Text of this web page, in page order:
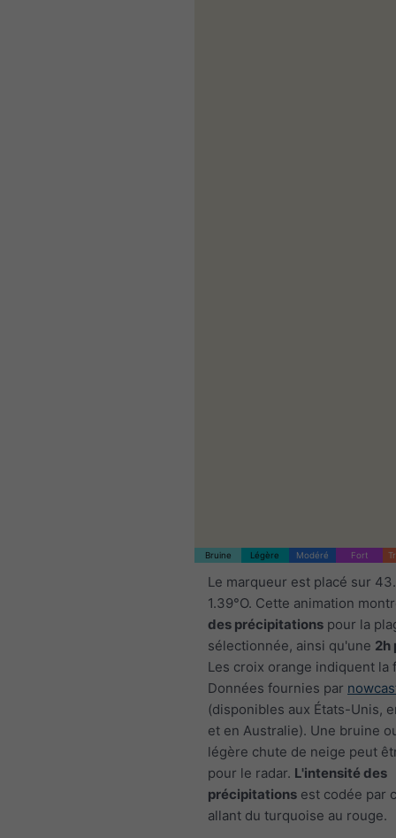
Bruine Légère Modéré Fort
Le marqueur est placé sur
1.39°O. Cette animation
des précipitations pour la
sélectionnée, ainsi qu'une 2h
Les croix orange indiquent la
Données fournies par
(disponibles aux États-Unis,
et en Australie). Une bruine
légère chute de neige peut
pour le radar. L'intensité des
précipitations est codée par
allant du turquoise au rouge.